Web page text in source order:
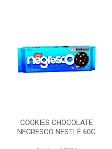
COOKIES CHOCOLATE
NEGRESCO NESTLÉ 60G